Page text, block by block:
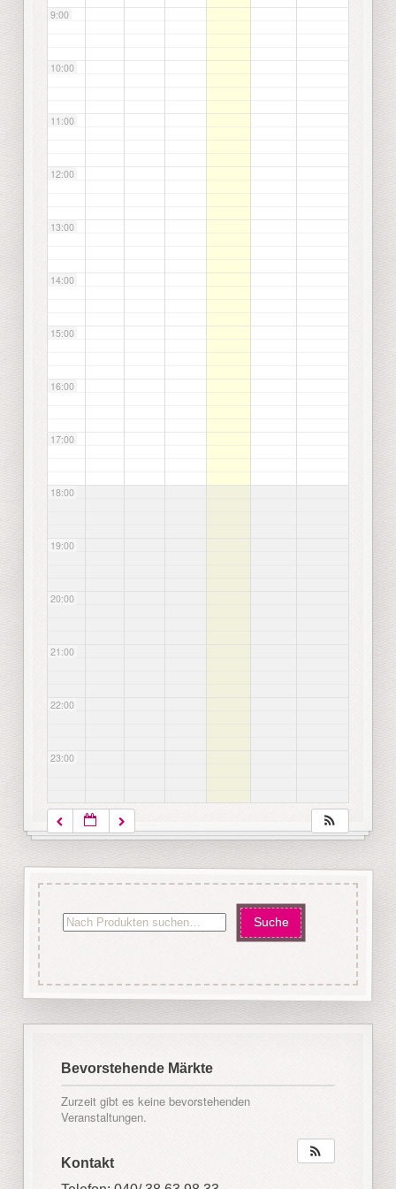
9:00
10:00
11:00
12:00
13:00
14:00
15:00
16:00
17:00
18:00
19:00
20:00
21:00
22:00
23:00
Bevorstehende Märkte
Zurzeit gibt es keine bevorstehenden
Veranstaltungen.
Kontakt